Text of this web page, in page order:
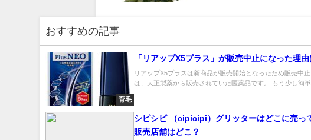
おすすめの記事
育毛
「リアップX5プラス」が販売中止になった理
リアップX5プラスは新商品が販売開始となったため販売中止
は、大正製薬から販売されていた医薬品です。 もう少し簡単
シピシピ （cipicipi）グリッターはどこに売っ
販売店舗はどこ？